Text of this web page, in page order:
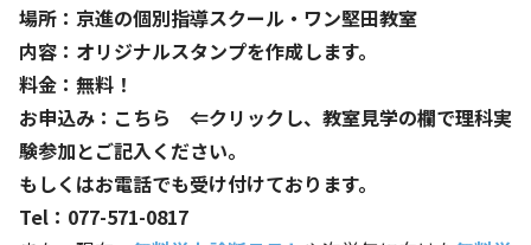
場所：京進の個別指導スクール・ワン堅田教室
内容：オリジナルスタンプを作成します。
料金：無料！
お申込み： こちら ⇐クリックし、教室見学の欄で理科実
験参加とご記入ください。
もしくはお電話でも受け付けております。
Tel：077-571-0817